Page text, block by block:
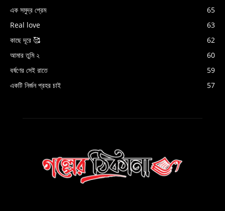
এক সমুদ্র প্রেম
65
Real love
63
কাছে দূরে 🥰
62
আমার তুমি ২
60
বর্ষণের সেই রাতে
59
একটি নির্জন প্রহর চাই
57